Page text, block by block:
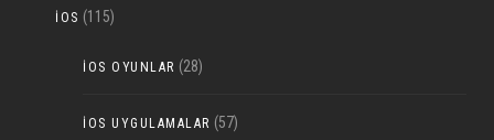
IOS (115)
IOS OYUNLAR (28)
IOS UYGULAMALAR (57)